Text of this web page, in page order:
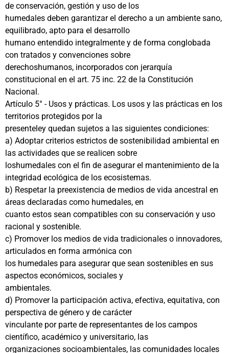
de conservación, gestión y uso de los
humedales deben garantizar el derecho a un ambiente sano,
equilibrado, apto para el desarrollo
humano entendido integralmente y de forma conglobada
con tratados y convenciones sobre
derechoshumanos, incorporados con jerarquía
constitucional en el art. 75 inc. 22 de la Constitución
Nacional.
Artículo 5° - Usos y prácticas. Los usos y las prácticas en los
territorios protegidos por la
presenteley quedan sujetos a las siguientes condiciones:
a) Adoptar criterios estrictos de sostenibilidad ambiental en
las actividades que se realicen sobre
loshumedales con el fin de asegurar el mantenimiento de la
integridad ecológica de los ecosistemas.
b) Respetar la preexistencia de medios de vida ancestral en
áreas declaradas como humedales, en
cuanto estos sean compatibles con su conservación y uso
racional y sostenible.
c) Promover los medios de vida tradicionales o innovadores,
articulados en forma armónica con
los humedales para asegurar que sean sostenibles en sus
aspectos económicos, sociales y
ambientales.
d) Promover la participación activa, efectiva, equitativa, con
perspectiva de género y de carácter
vinculante por parte de representantes de los campos
científico, académico y universitario, las
organizaciones socioambientales, las comunidades locales